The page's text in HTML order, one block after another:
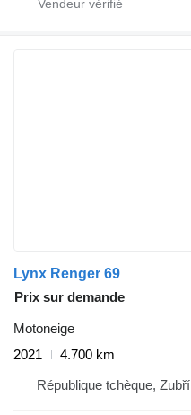
Lynx Renger 69
Prix sur demande
Motoneige
2021
4.700 km
République tchèque, Zubří